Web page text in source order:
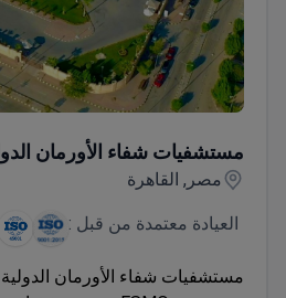
مستشفيات شفاء الأورمان
مصر, القاهرة
العيادة معتمدة من قبل :
مستشفيات شفاء الأورمان